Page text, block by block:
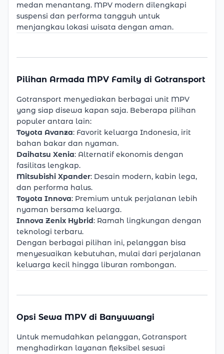
medan menantang. MPV modern dilengkapi
suspensi dan performa tangguh untuk
menjangkau lokasi wisata dengan aman.
Pilihan Armada MPV Family di Gotransport
Gotransport menyediakan berbagai unit MPV
yang siap disewa kapan saja. Beberapa pilihan
populer antara lain:
Toyota Avanza: Favorit keluarga Indonesia, irit
bahan bakar dan nyaman.
Daihatsu Xenia: Alternatif ekonomis dengan
fasilitas lengkap.
Mitsubishi Xpander: Desain modern, kabin lega,
dan performa halus.
Toyota Innova: Premium untuk perjalanan lebih
nyaman bersama keluarga.
Innova Zenix Hybrid: Ramah lingkungan dengan
teknologi terbaru.
Dengan berbagai pilihan ini, pelanggan bisa
menyesuaikan kebutuhan, mulai dari perjalanan
keluarga kecil hingga liburan rombongan.
Opsi Sewa MPV di Banyuwangi
Untuk memudahkan pelanggan, Gotransport
menghadirkan layanan fleksibel sesuai